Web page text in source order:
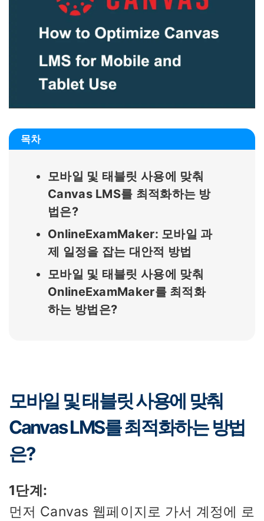
목차
모바일 및 태블릿 사용에 맞춰
Canvas LMS를 최적화하는 방
법은?
OnlineExamMaker: 모바일 과
제 일정을 잡는 대안적 방법
모바일 및 태블릿 사용에 맞춰
OnlineExamMaker를 최적화
하는 방법은?
모바일 및 태블릿 사용에 맞춰
Canvas LMS를 최적화하는 방법
은?
1단계:
먼저 Canvas 웹페이지로 가서 계정에 로